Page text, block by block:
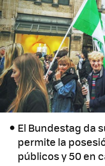
El Bundestag da
permite la
públicos y 50 en